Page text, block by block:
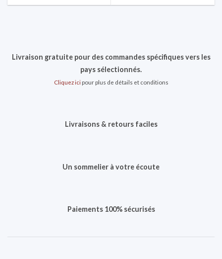
Livraison gratuite pour des commandes spécifiques vers les
pays sélectionnés.
Cliquez icipour plus de détails et conditions
Livraisons & retours faciles
Un sommelier à votre écoute
Paiements 100% sécurisés